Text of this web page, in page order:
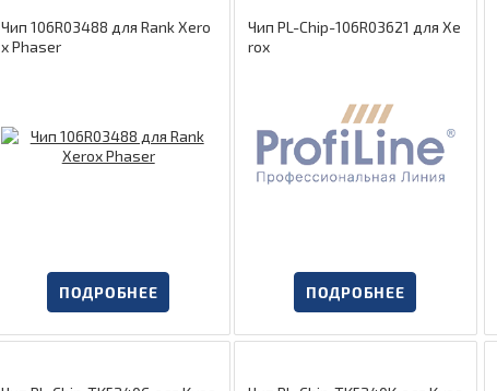
Чип 106R03488 для Rank Xero
x Phaser
ПОДРОБНЕЕ
Чип PL-Chip-106R03621 для Xe
rox
ПОДРОБНЕЕ